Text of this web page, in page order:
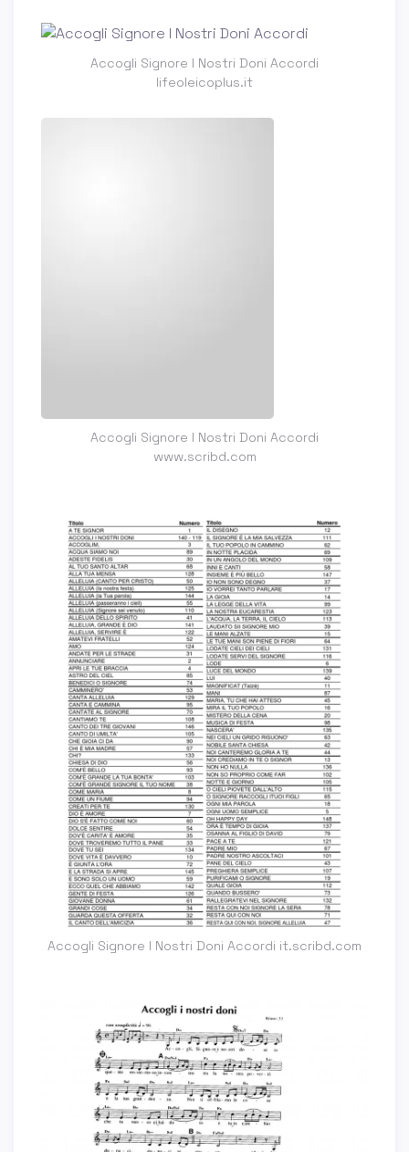
Accogli Signore I Nostri Doni Accordi
lifeoleicoplus.it
Accogli Signore I Nostri Doni Accordi
www.scribd.com
Accogli Signore I Nostri Doni Accordi it.scribd.com